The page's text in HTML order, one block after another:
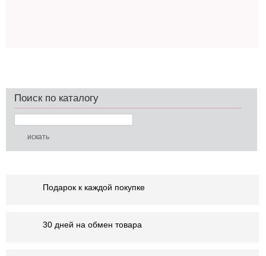
Поиск по каталогу
Подарок к каждой покупке
30 дней на обмен товара